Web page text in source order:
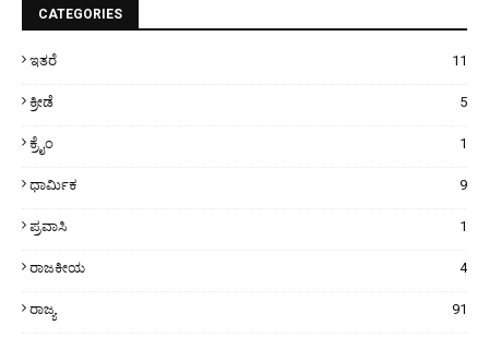
CATEGORIES
ಇತರೆ 11
ಕ್ರೀಡೆ 5
ಕ್ರೈಂ 1
ಧಾರ್ಮಿಕ 9
ಪ್ರವಾಸಿ 1
ರಾಜಕೀಯ 4
ರಾಜ್ಯ 91